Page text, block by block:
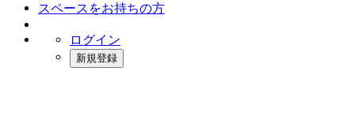
スペースをお持ちの方
ログイン
新規登録